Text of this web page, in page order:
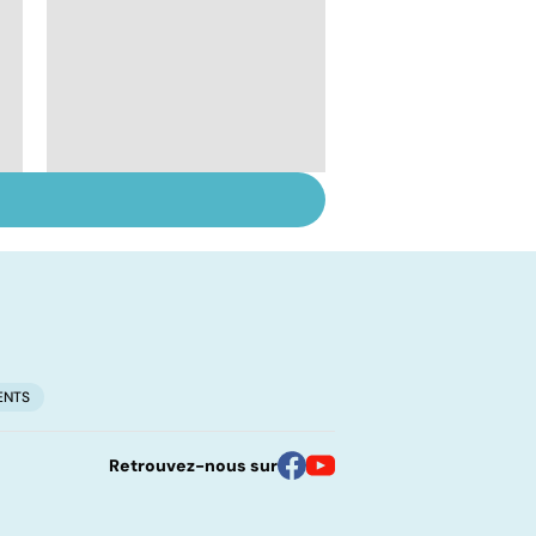
complexe
Retrouvez-nous sur